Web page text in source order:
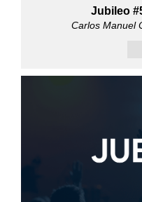
Jubileo
Carlos Manuel